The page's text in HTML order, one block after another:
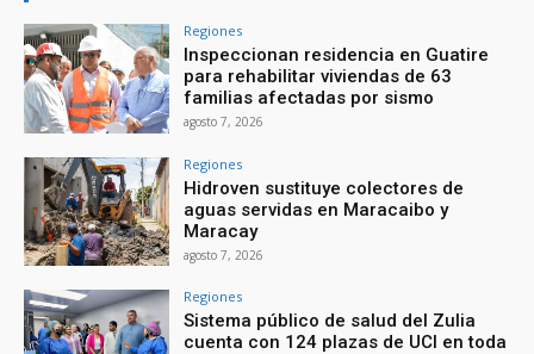
Regiones
Inspeccionan residencia en Guatire
para rehabilitar viviendas de 63
familias afectadas por sismo
agosto 7, 2026
Regiones
Hidroven sustituye colectores de
aguas servidas en Maracaibo y
Maracay
agosto 7, 2026
Regiones
Sistema público de salud del Zulia
cuenta con 124 plazas de UCI en toda